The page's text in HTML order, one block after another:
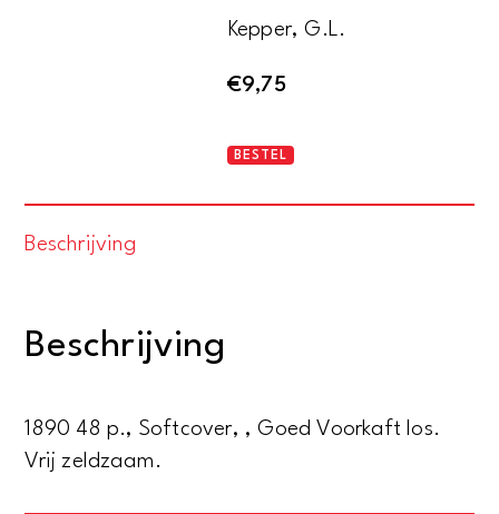
Kepper, G.L.
€9,75
Koning
het
BESTEL
Beschrijving
Beschrijving
1890 48 p., Softcover, , Goed Voorkaft los.
Vrij zeldzaam.